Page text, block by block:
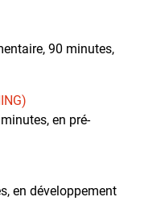
90 minutes,
en pré-
en développement